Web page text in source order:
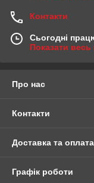
Контакти
Сьогодні
Показати весь
Про нас
Контакти
Доставка та оплата
Графік роботи